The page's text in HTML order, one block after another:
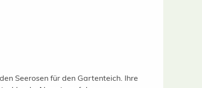
Seerosen für den Gartenteich. Ihre